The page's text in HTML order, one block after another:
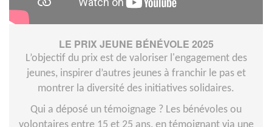
LE PRIX JEUNE BÉNÉVOLE 2025
L’objectif du prix est de valoriser l'engagement des
jeunes, inspirer d’autres jeunes à franchir le pas et
montrer la diversité des initiatives solidaires.
Qui a déposé un témoignage ? Les bénévoles ou